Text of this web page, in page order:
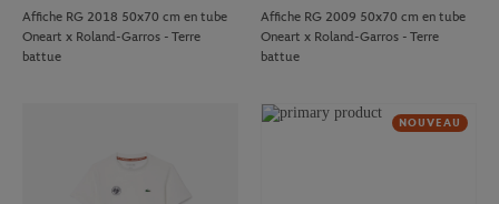
Affiche RG 2018 50x70 cm en tube
Oneart x Roland-Garros - Terre
battue
Affiche RG 2009 50x70 cm en tube
Oneart x Roland-Garros - Terre
battue
NOUVEAU